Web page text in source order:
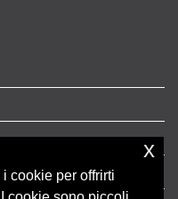
cookie per offrirti
x